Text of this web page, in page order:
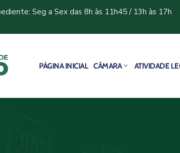
Seg a Sex das 8h às 11h45 / 13h às 17h
PÁGINA INICIAL CÂMARA ATIVIDADE